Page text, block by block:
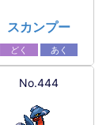
スカンプー
どく あく
No.444